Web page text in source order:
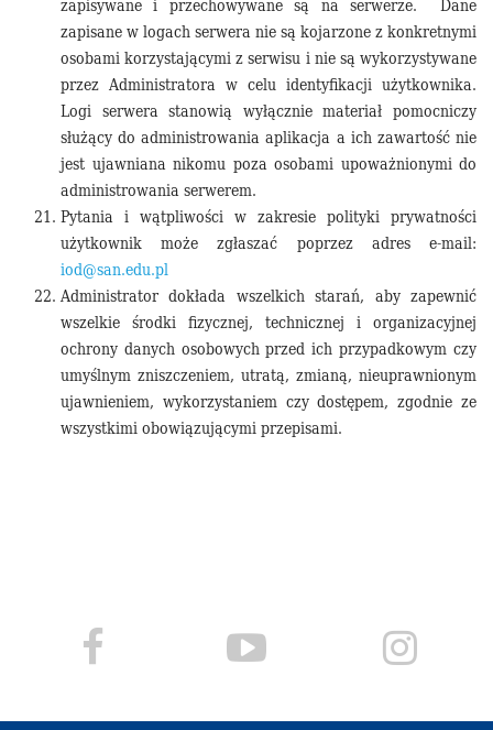
zapisane w logach serwera nie są kojarzone z konkretnymi
osobami korzystającymi z serwisu i nie są wykorzystywane
przez Administratora w celu identyfikacji użytkownika.
Logi serwera stanowią wyłącznie materiał pomocniczy
służący do administrowania aplikacja a ich zawartość nie
jest ujawniana nikomu poza osobami upoważnionymi do
administrowania serwerem.
Pytania i wątpliwości w zakresie polityki prywatności
użytkownik może zgłaszać poprzez adres e-mail:
iod@san.edu.pl
Administrator dokłada wszelkich starań, aby zapewnić
wszelkie środki fizycznej, technicznej i organizacyjnej
ochrony danych osobowych przed ich przypadkowym czy
umyślnym zniszczeniem, utratą, zmianą, nieuprawnionym
ujawnieniem, wykorzystaniem czy dostępem, zgodnie ze
wszystkimi obowiązującymi przepisami.